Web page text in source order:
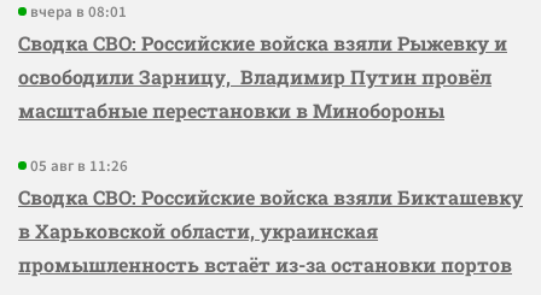
вчера в 08:01
Сводка СВО: Российские войска взяли Рыжевку и
освободили Зарницу, Владимир Путин провёл
масштабные перестановки в Минобороны
05 авг в 11:26
Сводка СВО: Российские войска взяли Бикташевку
в Харьковской области, украинская
промышленность встаёт из-за остановки портов